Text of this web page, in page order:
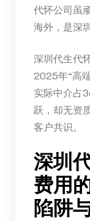
代怀公司虽
海外，是深
深圳代生代
2025年“高
实际中介占
跃，却无资
客户共识。
深圳
费用
陷阱